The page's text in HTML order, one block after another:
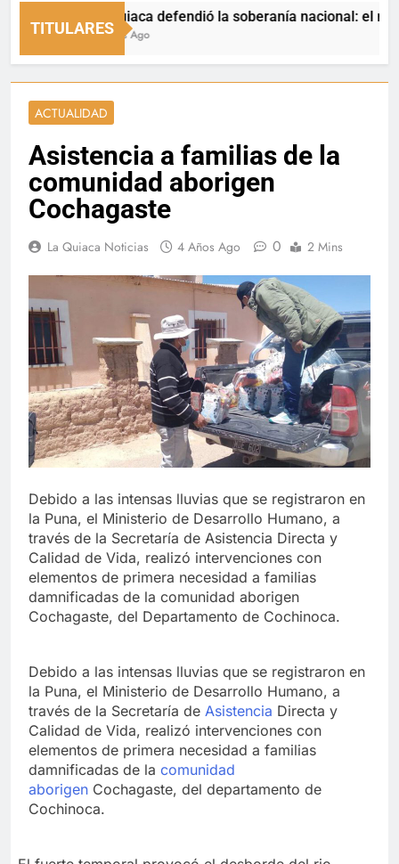
TITULARES
La Quiaca defendió la soberanía nacional: el
3 Horas Ago
ACTUALIDAD
Asistencia a familias de la
comunidad aborigen
Cochagaste
La Quiaca Noticias 4 Años Ago 0 2 Mins
Debido a las intensas lluvias que se registraron en
la Puna, el Ministerio de Desarrollo Humano, a
través de la Secretaría de Asistencia Directa y
Calidad de Vida, realizó intervenciones con
elementos de primera necesidad a familias
damnificadas de la comunidad aborigen
Cochagaste, del Departamento de Cochinoca.
Debido a las intensas lluvias que se registraron en
la Puna, el Ministerio de Desarrollo Humano, a
través de la Secretaría de Asistencia Directa y
Calidad de Vida, realizó intervenciones con
elementos de primera necesidad a familias
damnificadas de la comunidad
aborigen Cochagaste, del departamento de
Cochinoca.